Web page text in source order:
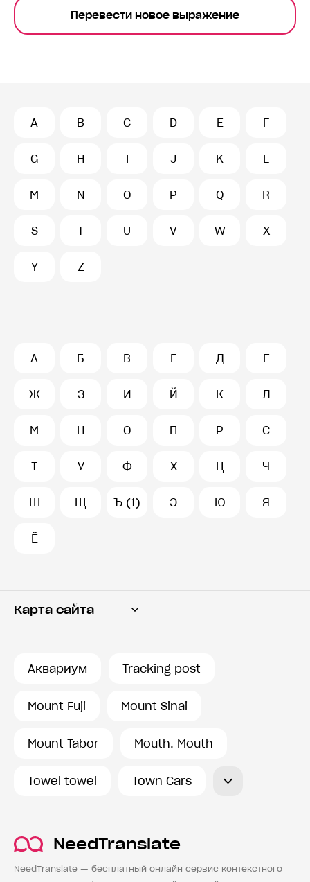
Перевести новое выражение
A B C D E F
G H I J K L
M N O P Q R
S T U V W X
Y Z
А Б В Г Д Е
Ж З И Й К Л
М Н О П Р С
Т У Ф Х Ц Ч
Ш Щ Ъ (1) Э Ю Я
Ё
Карта сайта
Аквариум Tracking post
Mount Fuji Mount Sinai
Mount Tabor Mouth. Mouth
Towel towel Town Cars
NeedTranslate
NeedTranslate — бесплатный онлайн сервис контекстного